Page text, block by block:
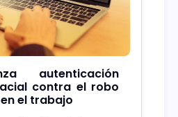
autenticación
contra el robo
el trabajo